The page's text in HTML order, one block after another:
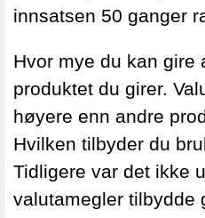
innsatsen 50 ganger
Hvor mye du kan gire
produktet du girer.
høyere enn andre
Hvilken tilbyder du
Tidligere var det ikke
valutamegler tilbydde